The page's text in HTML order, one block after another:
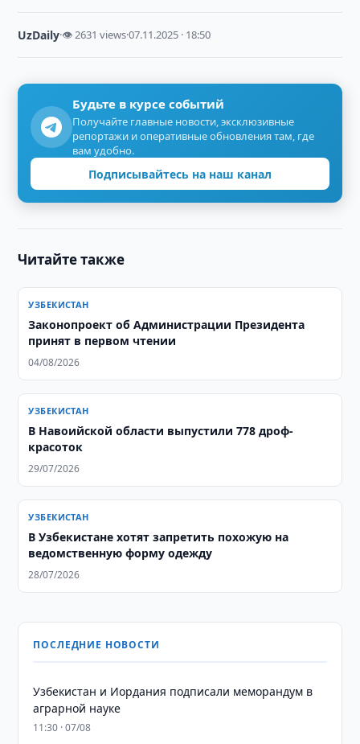
UzDaily·👁 2631 views·07.11.2025 · 18:50
Будьте в курсе событий
Получайте главные новости, эксклюзивные
репортажи и оперативные обновления там, где
вам удобно.
Подписывайтесь на наш канал
Читайте также
УЗБЕКИСТАН
Законопроект об Администрации Президента
принят в первом чтении
04/08/2026
УЗБЕКИСТАН
В Навоийской области выпустили 778 дроф-
красоток
29/07/2026
УЗБЕКИСТАН
В Узбекистане хотят запретить похожую на
ведомственную форму одежду
28/07/2026
ПОСЛЕДНИЕ НОВОСТИ
Узбекистан и Иордания подписали меморандум в
аграрной науке
11:30 · 07/08